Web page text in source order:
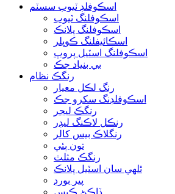
اسڪوفلڊ ٽيوب سسٽم
اسڪوفلنگ ٽيوب
اسڪوفلنگ پلانڪ
اسڪائيفلنگ ڪوپلر
اسڪوفلنگ اسٽيل پروپ
بي بنياد جڪ
رنگڪ نظام
رنگ لڪل معيار
اسڪوفلڊنگ سکرو جڪ
رنگڪ ليجر
رنڪل لاڪنگ ليڊر
رنگلاڪ بيس کالر
تون ٻئي
رنگڪ مثلث
ٿلهي سان اسٽيل پلانڪ
پير بورڊ
ڏاڪڻ ڪيس